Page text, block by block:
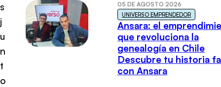
s
j
u
n
t
o
05 DE AGOSTO 2026
UNIVERSO EMPRENDEDOR
Ansara: el
que revoluciona la
genealogía en Chile
Descubre tu historia
con Ansara